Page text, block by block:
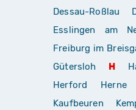
Dessau-Roßlau
Esslingen am
Freiburg im
Gütersloh
H
Herford
Herne
Kaufbeuren